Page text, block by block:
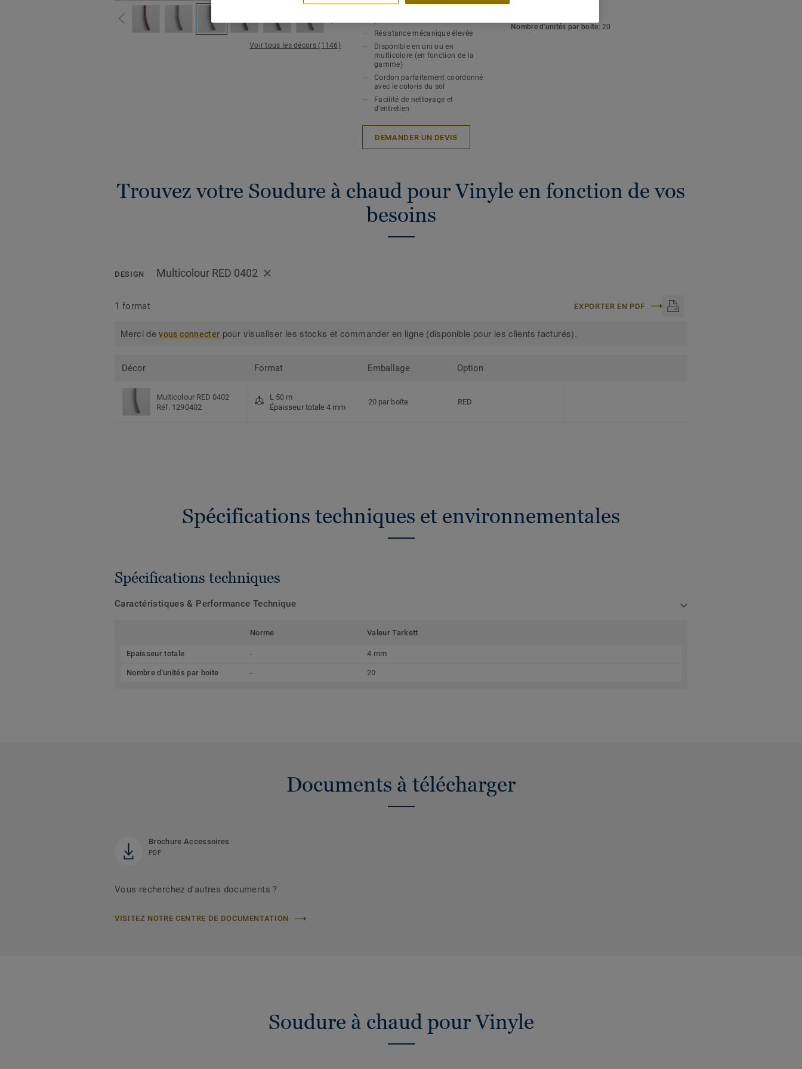
Voir tous les décors (1146)
Soudure à chaud pour une
Résistance mécanique élevée
Disponible en uni ou en
multicolore (en fonction de la
gamme)
Cordon parfaitement coordonné
avec le coloris du sol
Facilité de nettoyage et
d'entretien
Nombre d'unités par boite:20
DEMANDER UN DEVIS
Trouvez votre Soudure à chaud pour Vinyle en fonction de vos
besoins
DESIGN Multicolour RED 0402
1 format EXPORTER EN PDF
Merci devous connecter pour visualiser les stocks et commander en ligne (disponible pour les clients facturés).
Décor Format Emballage Option
Multicolour RED 0402
Réf. 1290402
L 50 m
Épaisseur totale 4 mm
20 par boîte RED
Spécifications techniques et environnementales
Spécifications techniques
Caractéristiques & Performance Technique
Norme Valeur Tarkett
Epaisseur totale - 4 mm
Nombre d'unités par boite - 20
Documents à télécharger
Brochure Accessoires
PDF
Vous recherchez d'autres documents ?
VISITEZ NOTRE CENTRE DE DOCUMENTATION
Soudure à chaud pour Vinyle